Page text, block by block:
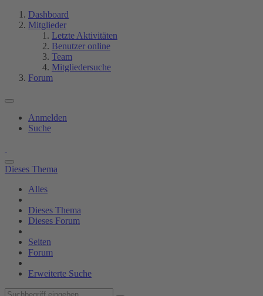
Dashboard
Mitglieder
Letzte Aktivitäten
Benutzer online
Team
Mitgliedersuche
Forum
Anmelden
Suche
Dieses Thema
Alles
Dieses Thema
Dieses Forum
Seiten
Forum
Erweiterte Suche